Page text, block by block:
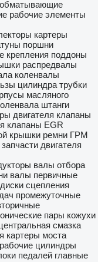
рабочие элементы
картеры
поршни
крепления поддоны
распредвалы
коленвалы
цилиндра трубки
масляного
штанги
двигателя клапаны
клапаны EGR
крышки ремни ГРМ
запчасти двигателя
валы отбора
валы первичные
диски сцепления
промежуточные
пары кожухи
смазка
картеры моста
рабочие цилиндры
педалей главные